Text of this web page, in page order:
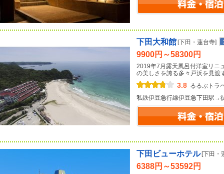
下田大和館 [下田・蓮台寺]
9900円～58300円
2019年7月露天風呂付洋室リニ
の美しさを誇る多々戸浜を見渡
3.8 るるぶトラ
私鉄伊豆急行線伊豆急下田駅→
下田ビューホテル [下田・
6388円～53592円